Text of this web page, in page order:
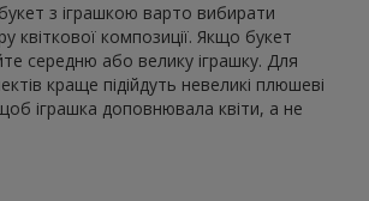
з іграшкою варто вибирати
квіткової композиції. Якщо букет
середню або велику іграшку. Для
краще підійдуть невеликі плюшеві
іграшка доповнювала квіти, а не